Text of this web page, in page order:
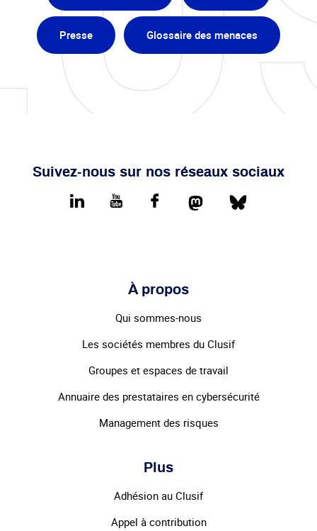
Presse Glossaire des menaces
Suivez-nous sur nos réseaux sociaux
LinkedIn youtube FacebookMastodonBluesky
À propos
Qui sommes-nous
Les sociétés membres du Clusif
Groupes et espaces de travail
Annuaire des prestataires en cybersécurité
Management des risques
Plus
Adhésion au Clusif
Appel à contribution